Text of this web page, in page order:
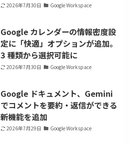
2026年7月30日 Google Workspace
Google カレンダーの情報密度設
定に「快適」オプションが追加。
3 種類から選択可能に
2026年7月30日 Google Workspace
Google ドキュメント、Gemini
でコメントを要約・返信ができる
新機能を追加
2026年7月29日 Google Workspace